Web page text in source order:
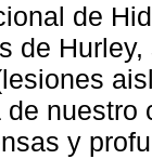
de
de
y